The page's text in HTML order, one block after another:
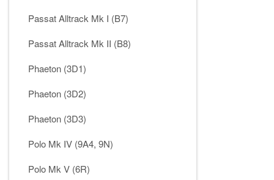
Passat Alltrack Mk I (B7)
Passat Alltrack Mk II (B8)
Phaeton (3D1)
Phaeton (3D2)
Phaeton (3D3)
Polo Mk IV (9A4, 9N)
Polo Mk V (6R)